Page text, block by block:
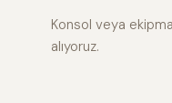
Konsol veya
alıyoruz.